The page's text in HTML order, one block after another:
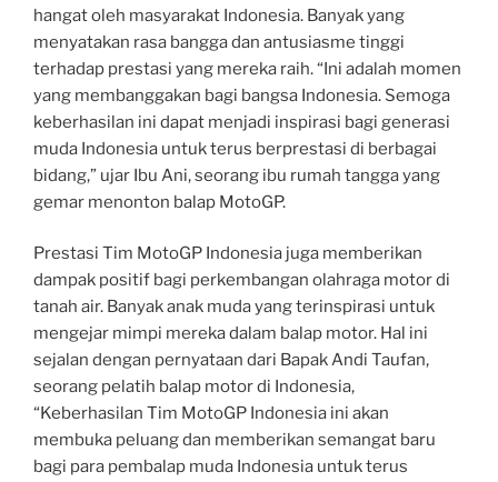
hangat oleh masyarakat Indonesia. Banyak yang
menyatakan rasa bangga dan antusiasme tinggi
terhadap prestasi yang mereka raih. “Ini adalah momen
yang membanggakan bagi bangsa Indonesia. Semoga
keberhasilan ini dapat menjadi inspirasi bagi generasi
muda Indonesia untuk terus berprestasi di berbagai
bidang,” ujar Ibu Ani, seorang ibu rumah tangga yang
gemar menonton balap MotoGP.
Prestasi Tim MotoGP Indonesia juga memberikan
dampak positif bagi perkembangan olahraga motor di
tanah air. Banyak anak muda yang terinspirasi untuk
mengejar mimpi mereka dalam balap motor. Hal ini
sejalan dengan pernyataan dari Bapak Andi Taufan,
seorang pelatih balap motor di Indonesia,
“Keberhasilan Tim MotoGP Indonesia ini akan
membuka peluang dan memberikan semangat baru
bagi para pembalap muda Indonesia untuk terus